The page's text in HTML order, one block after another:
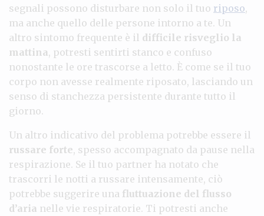
segnali possono disturbare non solo il tuo riposo,
ma anche quello delle persone intorno a te. Un
altro sintomo frequente è il difficile risveglio la
mattina, potresti sentirti stanco e confuso
nonostante le ore trascorse a letto. È come se il tuo
corpo non avesse realmente riposato, lasciando un
senso di stanchezza persistente durante tutto il
giorno.
Un altro indicativo del problema potrebbe essere il
russare forte, spesso accompagnato da pause nella
respirazione. Se il tuo partner ha notato che
trascorri le notti a russare intensamente, ciò
potrebbe suggerire una fluttuazione del flusso
d’aria nelle vie respiratorie. Ti potresti anche